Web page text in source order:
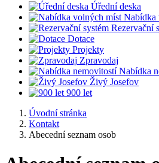
Úřední deska
Nabídka
Rezervační
Dotace
Projekty
Zpravodaj
Nabídka
Živý Josefov
900 let
Úvodní stránka
Kontakt
Abecední seznam osob